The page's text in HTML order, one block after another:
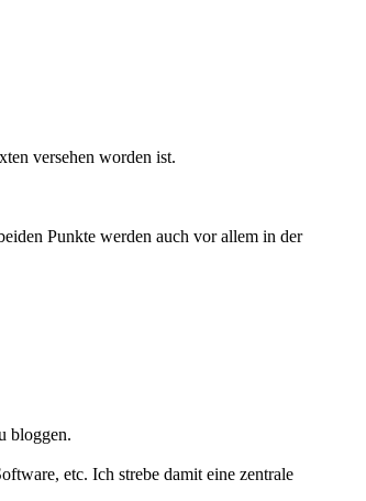
versehen worden ist.
Punkte werden auch vor allem in der
bloggen.
etc. Ich strebe damit eine zentrale